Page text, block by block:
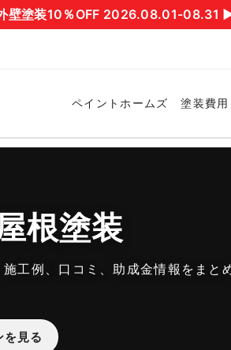
壁塗装10％OFF 2026.08.01-08.31
ペイントホームズ 塗装費用
根塗装
工例、口コミ、助成金情報をまと
を見る